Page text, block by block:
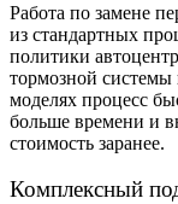
Работа по замене
из стандартных
политики
тормозной системы
моделях процесс
больше времени и
стоимость заранее.
Комплексный